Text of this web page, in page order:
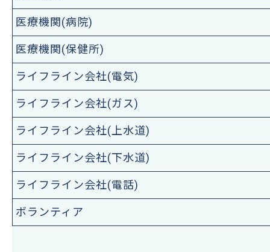
医療機関(病院)
医療機関(保健所)
ライフライン会社(電気)
ライフライン会社(ガス)
ライフライン会社(上水道)
ライフライン会社(下水道)
ライフライン会社(電話)
ボランティア